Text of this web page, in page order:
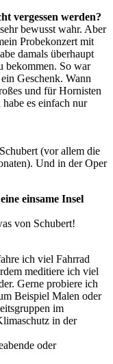
vergessen werden?
bewusst wahr. Aber
Probekonzert mit
damals überhaupt
bekommen. So war
Geschenk. Wann
und für Hornisten
es einfach nur
(vor allem die
Und in der Oper
einsame Insel
von Schubert!
ich viel Fahrrad
meditiere ich viel
Gerne probiere ich
Beispiel Malen oder
im
in der
oder